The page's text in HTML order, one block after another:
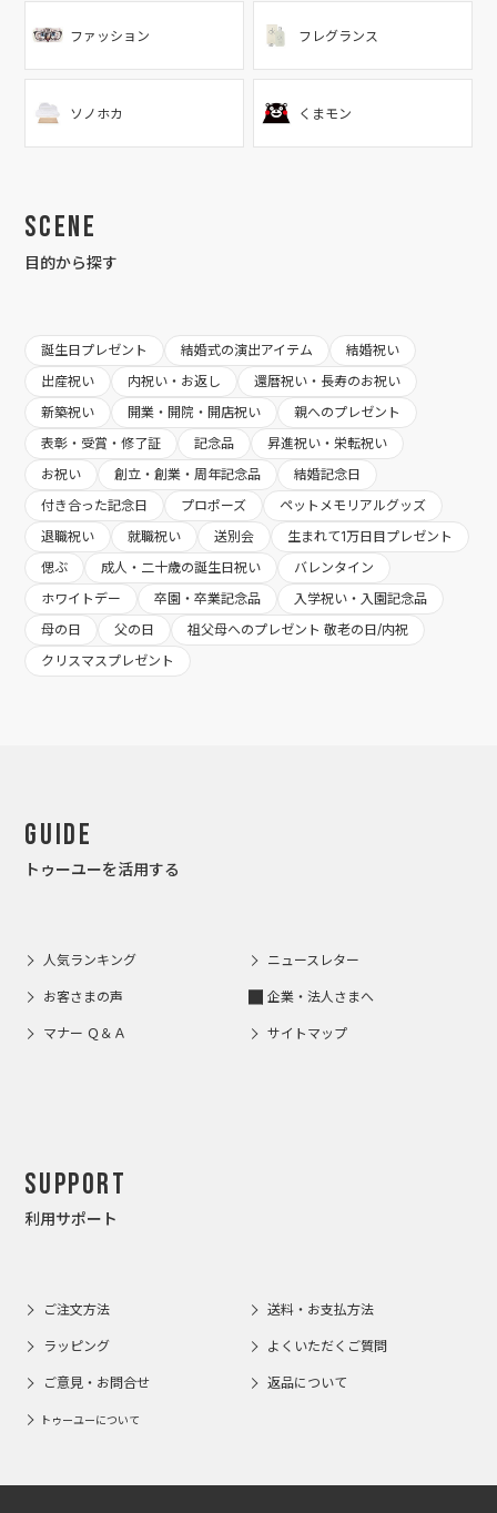
ファッション フレグランス
ソノホカ くまモン
Scene
目的から探す
誕生日プレゼント 結婚式の演出アイテム
結婚祝い
出産祝い
内祝い・お返し
還暦祝い・長寿のお祝い
新築祝い
開業・開院・開店祝い
親へのプレゼント
表彰・受賞・修了証
記念品
昇進祝い・栄転祝い
お祝い
創立・創業・周年記念品
結婚記念日
付き合った記念日
プロポーズ
ペットメモリアルグッズ
退職祝い
就職祝い 送別会
生まれて1万日目プレゼント
偲ぶ
成人・二十歳の誕生日祝い
バレンタイン
ホワイトデー
卒園・卒業記念品
入学祝い・入園記念品
母の日
父の日
祖父母へのプレゼント 敬老の日/内祝
クリスマスプレゼント
Guide
トゥーユーを活用する
人気ランキング ニュースレター
お客さまの声 企業・法人さまへ
マナー Ｑ＆Ａ サイトマップ
Support
利用サポート
ご注文方法 送料・お支払方法
ラッピング よくいただくご質問
ご意見・お問合せ 返品について
トゥーユーについて